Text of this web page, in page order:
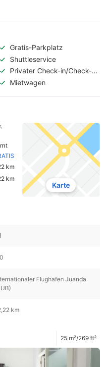
Gratis-Parkplatz
Shuttleservice
Privater Check-in/Check-
out
Mietwagen
km
km
Karte
Flughafen Juanda
km
25 m²/269 ft²